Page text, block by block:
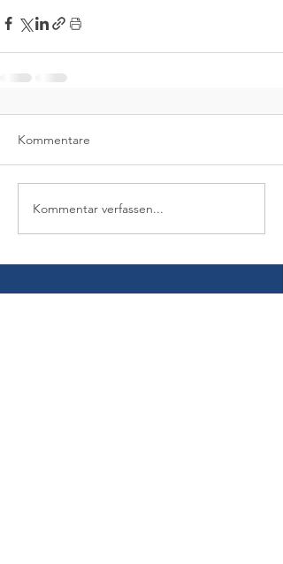
Kommentare
Kommentar verfassen...